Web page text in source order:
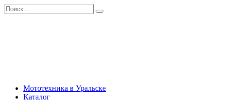
Перейти
к
Search
for:
Мототехника в Уральске
Каталог